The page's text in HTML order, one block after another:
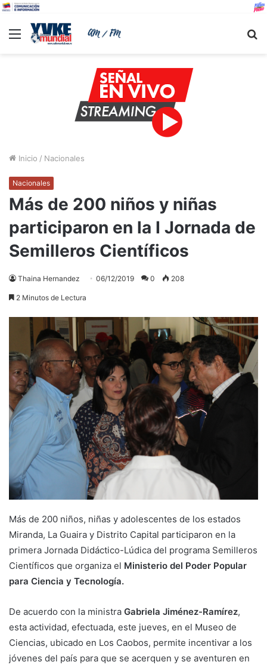
Menu
Inicio / Nacionales
Nacionales
Más de 200 niños y niñas
participaron en la I Jornada de
Semilleros Científicos
Thaina Hernandez 06/12/2019 0 208
2 Minutos de Lectura
Más de 200 niños, niñas y adolescentes de los estados
Miranda, La Guaira y Distrito Capital participaron en la
primera Jornada Didáctico-Lúdica del programa Semilleros
Científicos que organiza el Ministerio del Poder Popular
para Ciencia y Tecnología.
De acuerdo con la ministra Gabriela Jiménez-Ramírez,
esta actividad, efectuada, este jueves, en el Museo de
Ciencias, ubicado en Los Caobos, permite incentivar a los
jóvenes del país para que se acerquen y se aventuren en